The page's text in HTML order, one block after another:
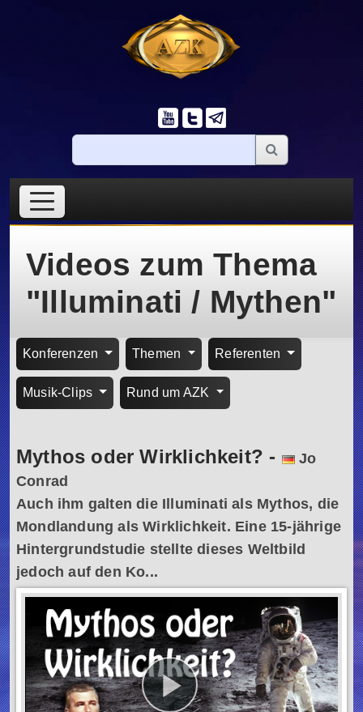
Videos zum Thema
"Illuminati / Mythen"
Konferenzen Themen Referenten
Musik-Clips Rund um AZK
Mythos oder Wirklichkeit? -
Jo
Conrad
Auch ihm galten die Illuminati als Mythos, die
Mondlandung als Wirklichkeit. Eine 15-jährige
Hintergrundstudie stellte dieses Weltbild
jedoch auf den Ko...